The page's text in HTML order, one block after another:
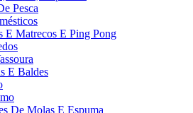
Pesca
E Matrecos E Ping Pong
E Baldes
De Molas E Espuma